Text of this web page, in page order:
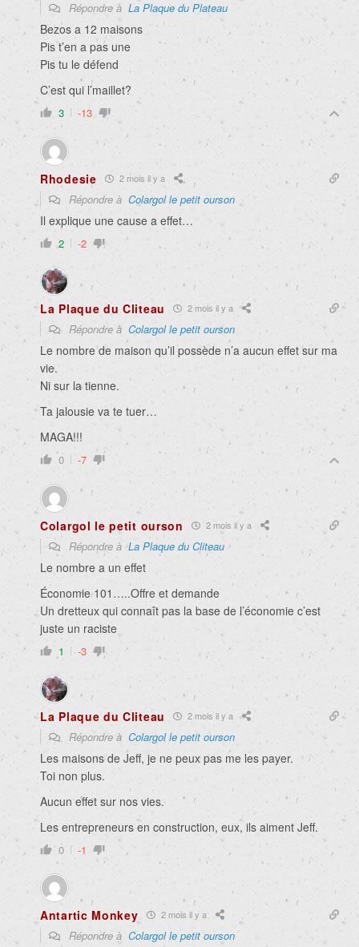
Répondre à La Plaque du Plateau
Bezos a 12 maisons
Pis t’en a pas une
Pis tu le défend
C’est qui l’maillet?
3 -13
Rhodesie 2 mois il y a
Répondre à Colargol le petit ourson
Il explique une cause a effet…
2 -2
La Plaque du Cliteau 2 mois il y a
Répondre à Colargol le petit ourson
Le nombre de maison qu’il possède n’a aucun effet sur ma
vie.
Ni sur la tienne.
Ta jalousie va te tuer…
MAGA!!!
0 -7
Colargol le petit ourson 2 mois il y a
Répondre àLa Plaque du Cliteau
Le nombre a un effet
Économie 101…..Offre et demande
Un dretteux qui connaît pas la base de l’économie c’est
juste un raciste
1 -3
La Plaque du Cliteau 2 mois il y a
Répondre à Colargol le petit ourson
Les maisons de Jeff, je ne peux pas me les payer.
Toi non plus.
Aucun effet sur nos vies.
Les entrepreneurs en construction, eux, ils aiment Jeff.
0 -1
Antartic Monkey 2 mois il y a
Répondre à Colargol le petit ourson